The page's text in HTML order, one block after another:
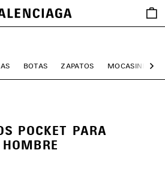
BOTAS ZAPATOS MOCASINES
POCKET PARA
HOMBRE